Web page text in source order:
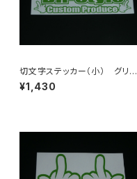
切文字ステッカー（小） グリー
ン
¥1,430